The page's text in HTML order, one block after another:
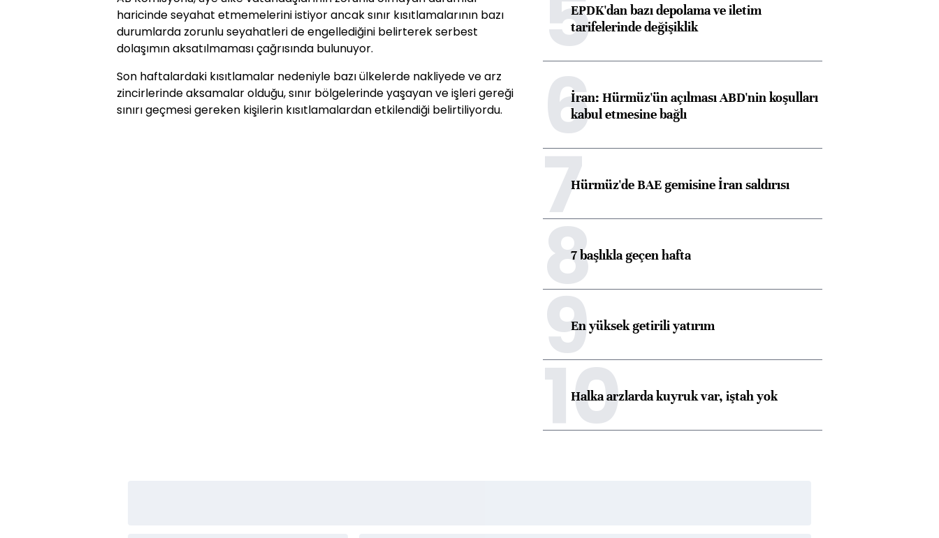
haricinde seyahat etmemelerini istiyor ancak sınır kısıtlamalarının bazı
durumlarda zorunlu seyahatleri de engellediğini belirterek serbest
dolaşımın aksatılmaması çağrısında bulunuyor.
Son haftalardaki kısıtlamalar nedeniyle bazı ülkelerde nakliyede ve arz
zincirlerinde aksamalar olduğu, sınır bölgelerinde yaşayan ve işleri gereği
sınırı geçmesi gereken kişilerin kısıtlamalardan etkilendiği belirtiliyordu.
EPDK'dan bazı depolama ve iletim
tarifelerinde değişiklik
6İran: Hürmüz'ün açılması ABD'nin koşulları
kabul etmesine bağlı
7Hürmüz'de BAE gemisine İran saldırısı
87 başlıkla geçen hafta
9En yüksek getirili yatırım
10
Halka arzlarda kuyruk var, iştah yok